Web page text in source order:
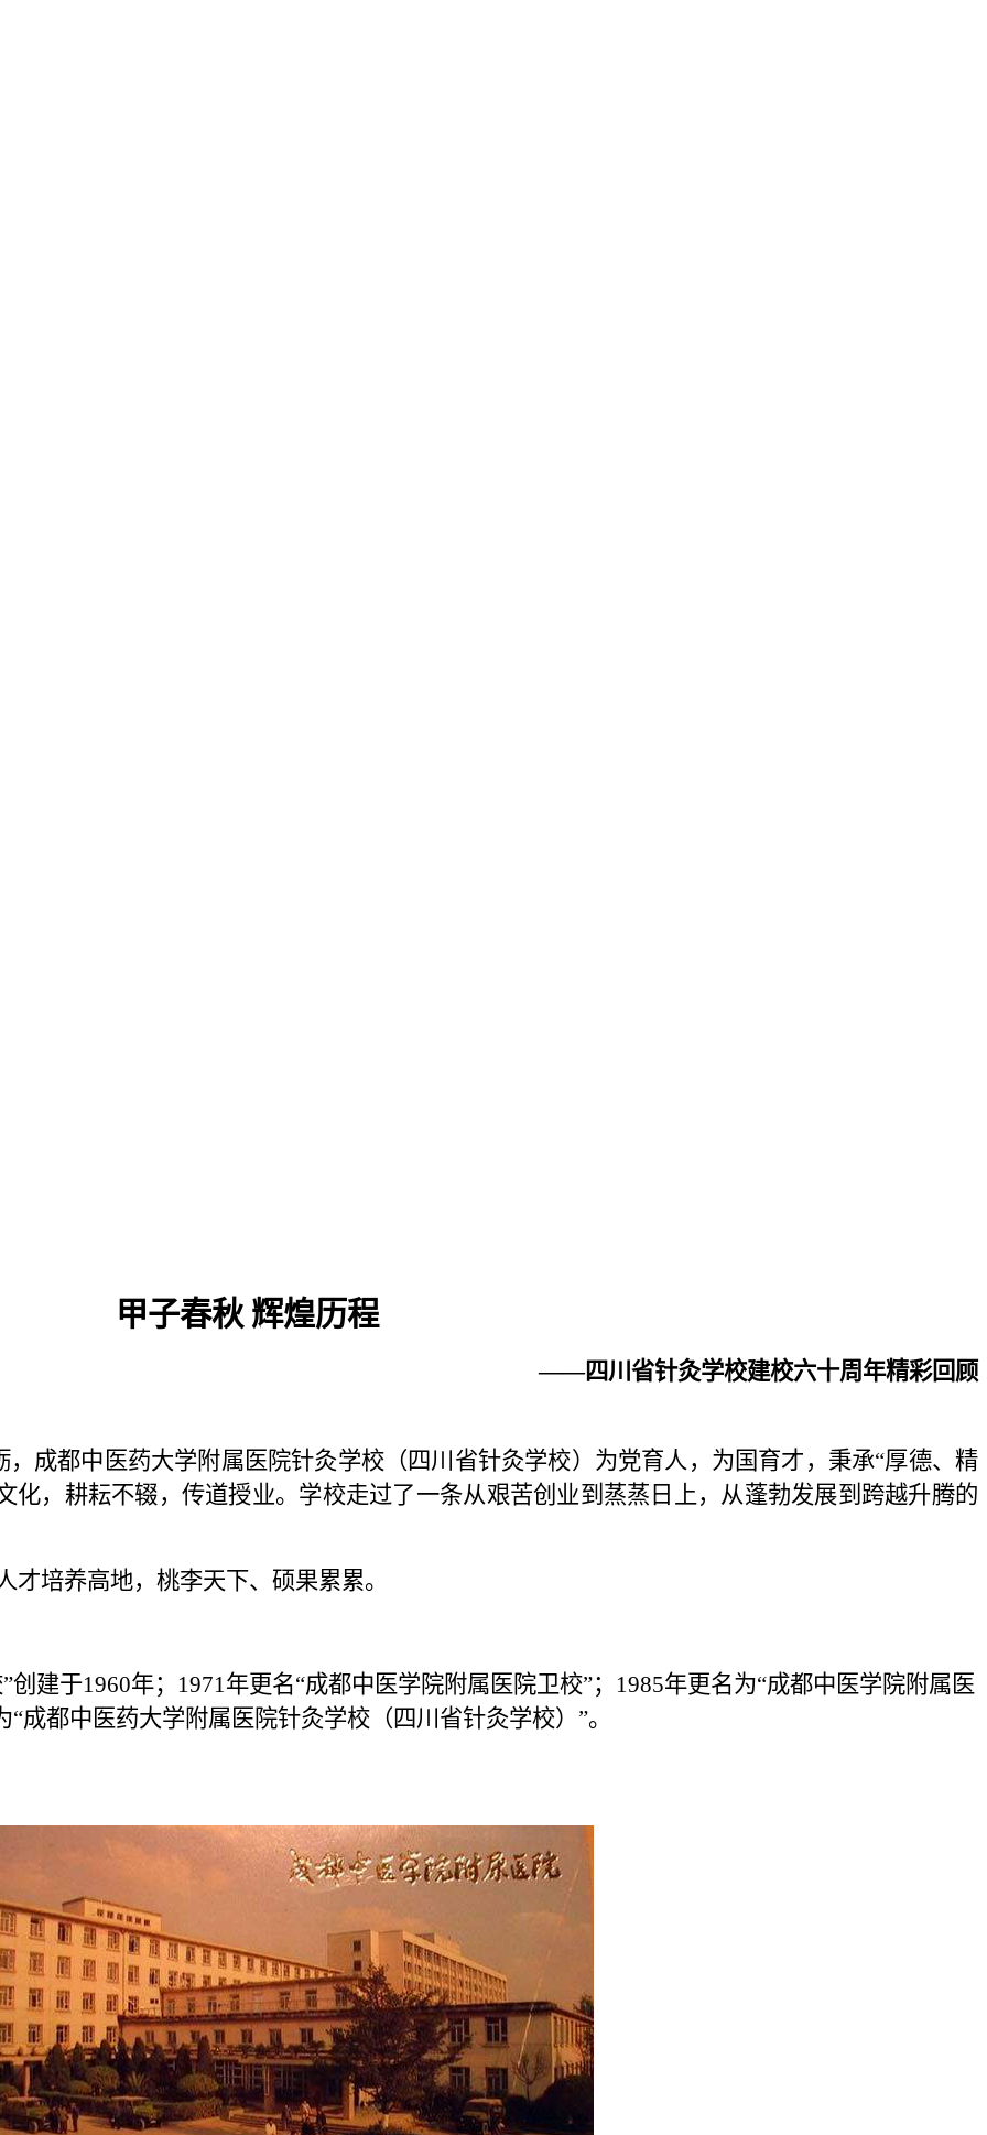
甲子春秋辉煌历程
——四川省针灸学校建校六十周年精彩回顾
都中医药大学附属医院针灸学校（四川省针灸学校）为党育人，为国育才，秉承“厚德、精
化，耕耘不辍，传道授业。学校走过了一条从艰苦创业到蒸蒸日上，从蓬勃发展到跨越升腾的
培养高地，桃李天下、硕果累累。
于1960年；1971年更名“成都中医学院附属医院卫校”；1985年更名为“成都中医学院附属医
成都中医药大学附属医院针灸学校（四川省针灸学校）”。